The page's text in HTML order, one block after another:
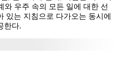
와 우주 속의 모든 일에 대한 선
있는 지침으로 다가오는 동시에
한다.